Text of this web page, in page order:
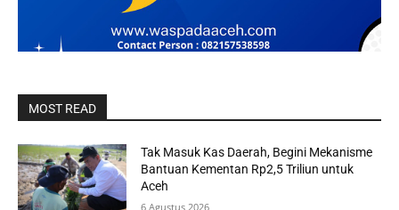
MOST READ
Tak Masuk Kas Daerah, Begini Mekanisme
Bantuan Kementan Rp2,5 Triliun untuk
Aceh
6 Agustus 2026